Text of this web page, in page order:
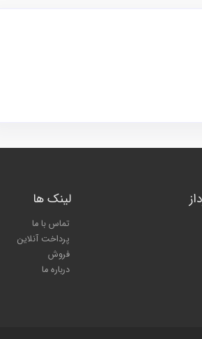
لینک ها
تماس با ما
پرداخت آنلاین
فروش
درباره ما